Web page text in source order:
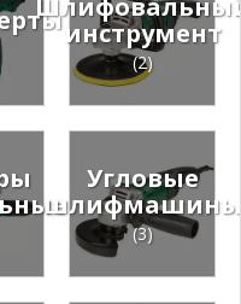
инструмент
(2)
Угловые
шлифмашины
(3)